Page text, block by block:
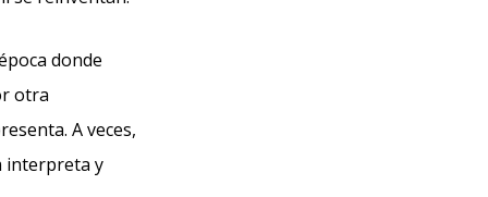
donde
otra
A veces,
interpreta y